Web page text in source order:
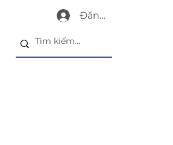
Đăng nhập